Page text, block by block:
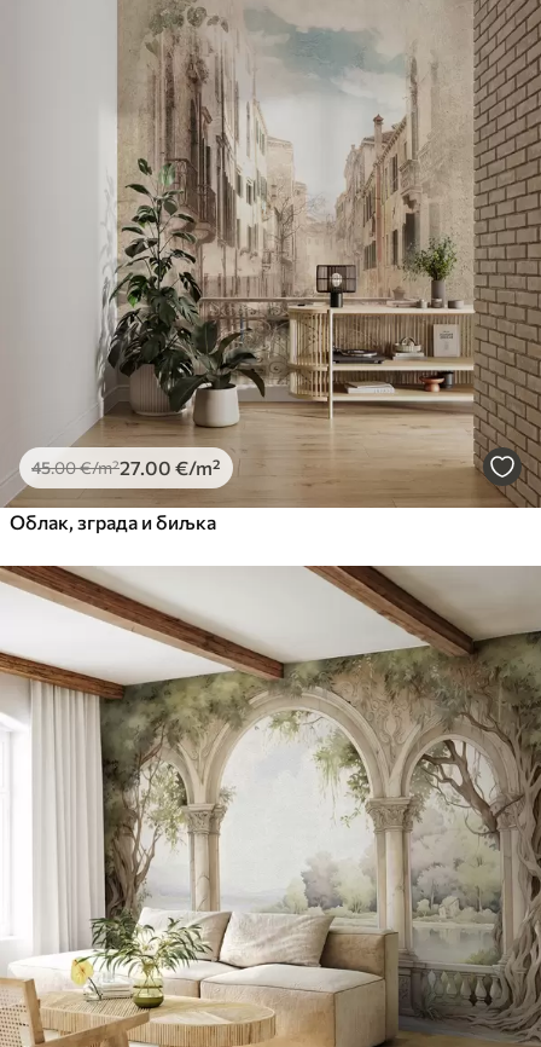
45.00€/m²27 .00 €/m²
Облак, зграда и биљка